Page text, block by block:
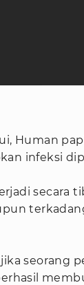
Human
infeksi
secara
seorang